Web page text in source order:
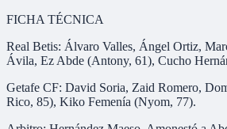
FICHA TÉCNICA
Real Betis: Álvaro Valles, Ángel Ortiz,
Ávila, Ez Abde (Antony, 61), Cucho
Getafe CF: David Soria, Zaid Romero,
Rico, 85), Kiko Femenía (Nyom, 77).